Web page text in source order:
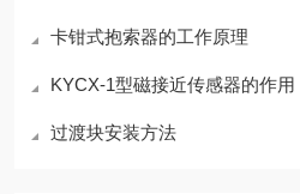
卡钳式抱索器的工作原理
KYCX-1型磁接近传感器的作用
过渡块安装方法